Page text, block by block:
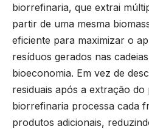
biorrefinaria, que extrai
partir de uma mesma
eficiente para maximizar o
resíduos gerados nas
bioeconomia. Em vez de
residuais após a extração
biorrefinaria processa cada
produtos adicionais,